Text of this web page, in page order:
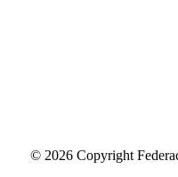
© 2026 Copyright